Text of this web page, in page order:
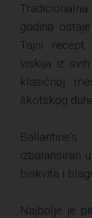
Tradicionalna
godina
Tajni
viskija iz
klasičnoj
škotskog
izbalansiran
biskvita i
Najbolje je